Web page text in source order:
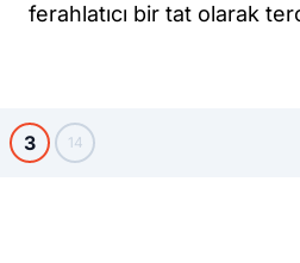
ferahlatıcı bir tat olarak
3 14